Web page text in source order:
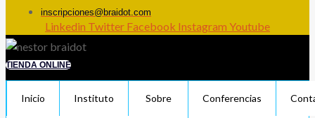
inscripciones@braidot.com
Linkedin Twitter Facebook Instagram Youtube
TIENDA ONLINE
Inicio Instituto Sobre Conferencias